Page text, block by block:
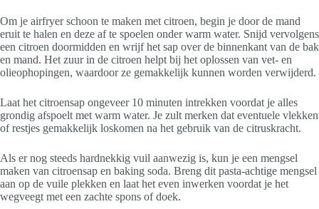
Om je airfryer schoon te maken met citroen, begin je door de mand
eruit te halen en deze af te spoelen onder warm water. Snijd vervolgens
een citroen doormidden en wrijf het sap over de binnenkant van de bak
en mand. Het zuur in de citroen helpt bij het oplossen van vet- en
olieophopingen, waardoor ze gemakkelijk kunnen worden verwijderd.
Laat het citroensap ongeveer 10 minuten intrekken voordat je alles
grondig afspoelt met warm water. Je zult merken dat eventuele vlekken
of restjes gemakkelijk loskomen na het gebruik van de citruskracht.
Als er nog steeds hardnekkig vuil aanwezig is, kun je een mengsel
maken van citroensap en baking soda. Breng dit pasta-achtige mengsel
aan op de vuile plekken en laat het even inwerken voordat je het
wegveegt met een zachte spons of doek.